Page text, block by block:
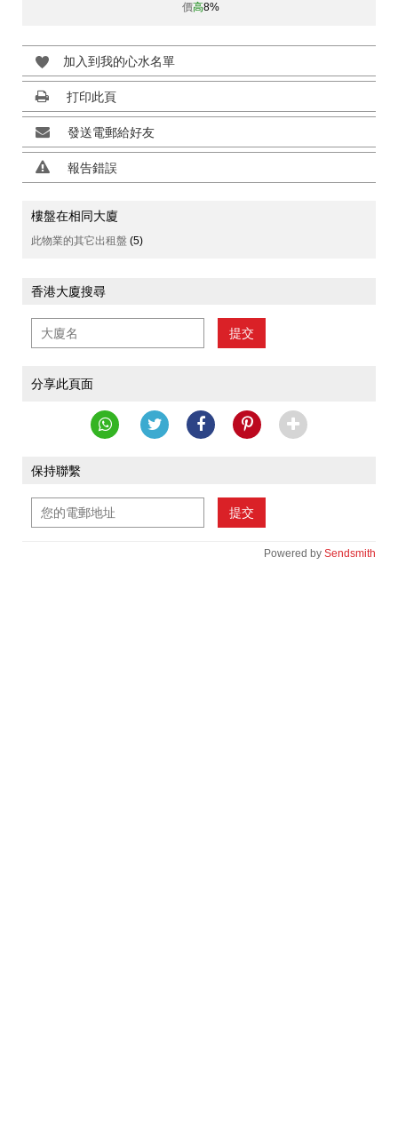
價高8%
加入到我的心水名單
打印此頁
發送電郵給好友
報告錯誤
樓盤在相同大廈
此物業的其它出租盤 (5)
香港大廈搜尋
提交
分享此頁面
保持聯繫
提交
Powered by Sendsmith